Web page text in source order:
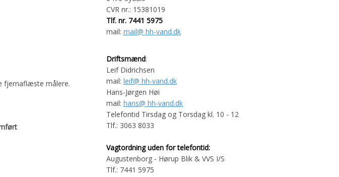
fjernaflæste målere.
CVR nr.: 15381019
Tlf. nr. 7441 5975
mail: mail@ hh-vand.dk
Driftsmænd:
Leif Didrichsen
mail: leif@ hh-vand.dk
Hans-Jørgen Høi
mail: hans@ hh-vand.dk
Telefontid Tirsdag og Torsdag kl. 10 - 12
Tlf.: 3063 8033
Vagtordning uden for telefontid:
Augustenborg - Hørup Blik & VVS I/S
Tlf.: 7441 5975